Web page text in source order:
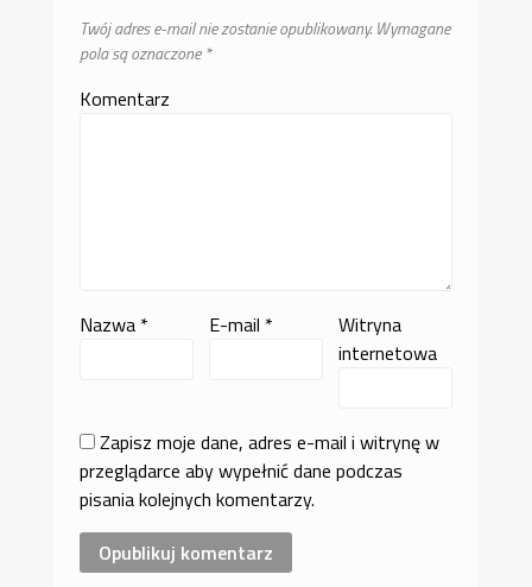
Twój adres e-mail nie zostanie opublikowany.Wymagane
pola są oznaczone*
Komentarz
Nazwa * E-mail *
Witryna
internetowa
Zapisz moje dane, adres e-mail i witrynę w
przeglądarce aby wypełnić dane podczas
pisania kolejnych komentarzy.